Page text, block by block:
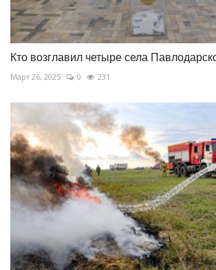
Кто возглавил четыре села
Март 26, 2025 0 231